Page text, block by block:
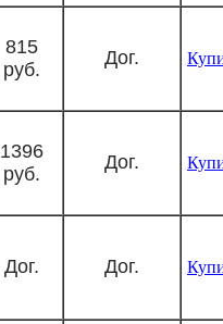
815
руб.
Дог.
1396
руб.
Дог.
Дог. Дог.